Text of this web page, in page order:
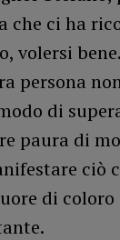
che ci ha
volersi
persona
di
paura di
ciò
di